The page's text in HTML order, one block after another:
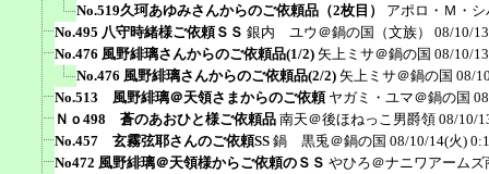
No.519久珂あゆみさんからのご依頼品（2枚目）
アポロ・Ｍ・
No.495 八守時緒様ご依頼ＳＳ 銀内 ユウ＠鍋の国（文族）
08/10/
No.476 風野緋璃さんからのご依頼品(1/2) 矢上ミサ＠鍋の国 08/10/
No.476 風野緋璃さんからのご依頼品(2/2) 矢上ミサ＠鍋の国 08/
No.513 風野緋璃＠天領さまからのご依頼 ヤガミ・ユマ＠鍋の国
Ｎｏ498 蒼のあおひと様ご依頼品 南天＠後ほねっこ男爵領 08/10/
No.457 玄霧弦耶さんのご依頼SS 鍋 黒兎＠鍋の国 08/10/14(火)
No472 風野緋璃＠天領様からご依頼のＳＳ やひろ＠ナニワアームズ